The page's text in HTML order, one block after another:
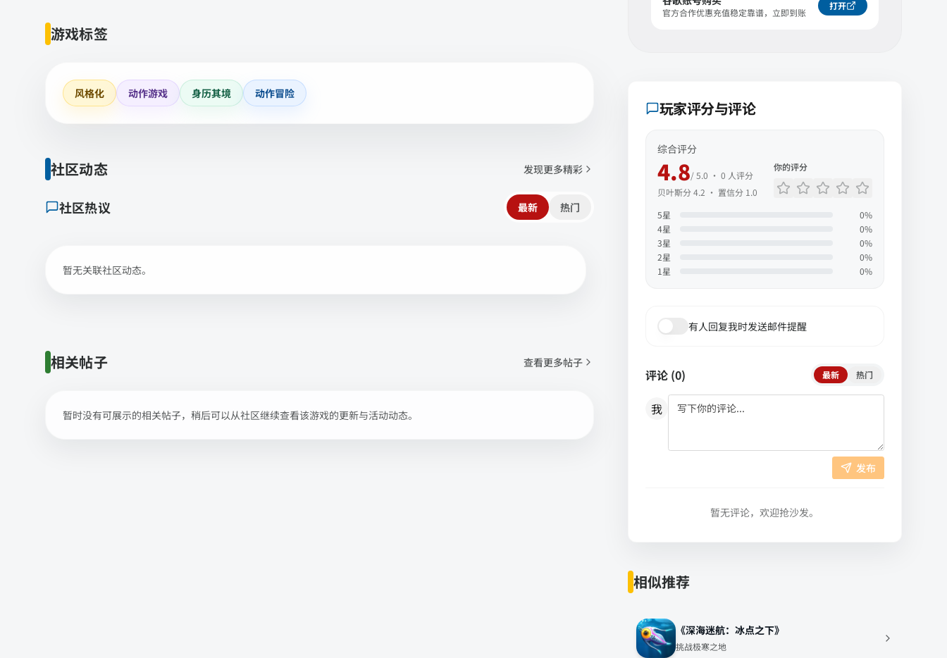
游戏标签
风格化 动作游戏 身历其境 动作冒险
社区动态 发现更多精彩
社区热议 最新 热门
暂无关联社区动态。
相关帖子 查看更多帖子
暂时没有可展示的相关帖子，稍后可以从社区继续查看该游戏的更新与活动动态。
官方合作优惠充值稳定靠谱，立即到账
打开
玩家评分与评论
综合评分
4.8/ 5.0 · 0 人评分
贝叶斯分4.2 · 置信分 1.0
你的评分
5星 0%
4星 0%
3星 0%
2星 0%
1 星 0%
有人回复我时发送邮件提醒
评论 (0) 最新 热门
我
发布
暂无评论，欢迎抢沙发。
相似推荐
《深海迷航：冰点之下》
挑战极寒之地